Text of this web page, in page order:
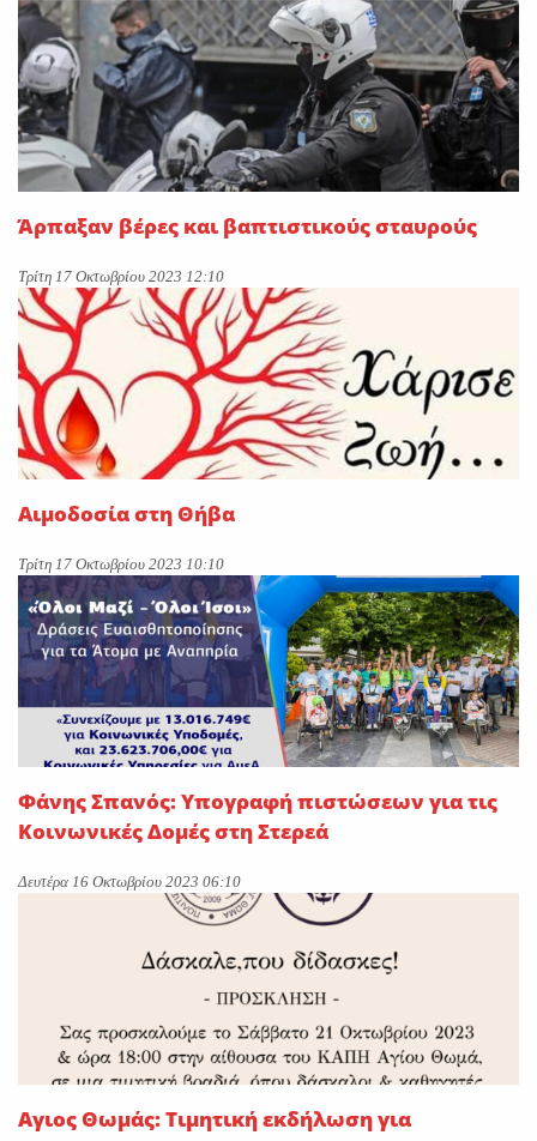
Άρπαξαν βέρες και βαπτιστικούς σταυρούς
Τρίτη 17 Οκτωβρίου 2023 12:10
Αιμοδοσία στη Θήβα
Τρίτη 17 Οκτωβρίου 2023 10:10
Φάνης Σπανός: Υπογραφή πιστώσεων για τις
Κοινωνικές Δομές στη Στερεά
Δευτέρα 16 Οκτωβρίου 2023 06:10
Αγιος Θωμάς: Τιμητική εκδήλωση για